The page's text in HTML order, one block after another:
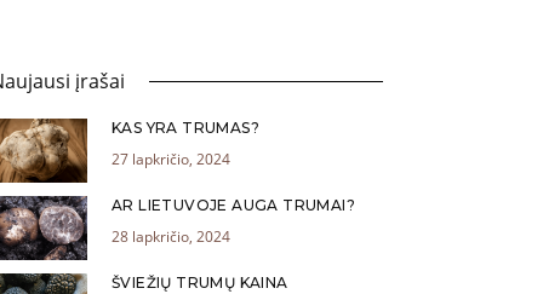
įrašai
KAS YRA TRUMAS?
27 lapkričio, 2024
AR LIETUVOJE AUGA TRUMAI?
28 lapkričio, 2024
ŠVIEŽIŲ TRUMŲ KAINA